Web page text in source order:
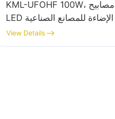
KML-UFOHF 100W، مورد مصابيح
LED عالية الإضاءة للمصانع الصناعية
والمستودعات وتطبيقات الإضاءة
الداخلية الأخرى.
View Details